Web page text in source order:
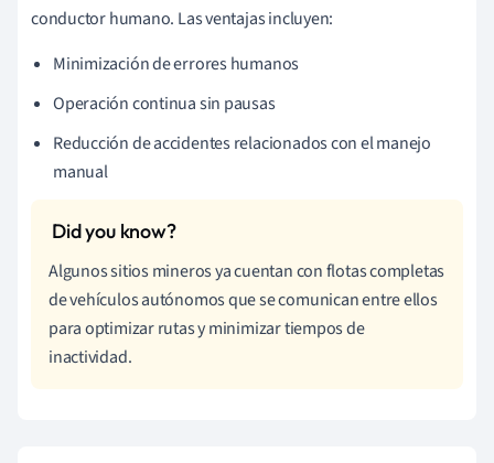
conductor humano. Las ventajas incluyen:
Minimización de errores humanos
Operación continua sin pausas
Reducción de accidentes relacionados con el manejo
manual
Algunos sitios mineros ya cuentan con flotas completas
de vehículos autónomos que se comunican entre ellos
para optimizar rutas y minimizar tiempos de
inactividad.